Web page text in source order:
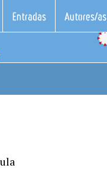
Entradas Autores/as